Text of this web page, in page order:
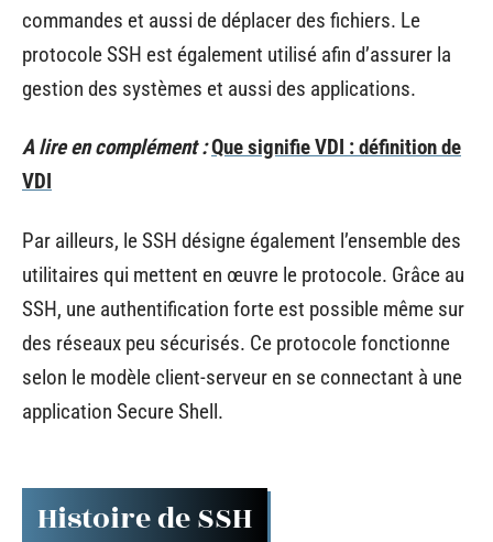
commandes et aussi de déplacer des fichiers. Le
protocole SSH est également utilisé afin d’assurer la
gestion des systèmes et aussi des applications.
A lire en complément :Que signifie VDI : définition de
VDI
Par ailleurs, le SSH désigne également l’ensemble des
utilitaires qui mettent en œuvre le protocole. Grâce au
SSH, une authentification forte est possible même sur
des réseaux peu sécurisés. Ce protocole fonctionne
selon le modèle client-serveur en se connectant à une
application Secure Shell.
Histoire de SSH